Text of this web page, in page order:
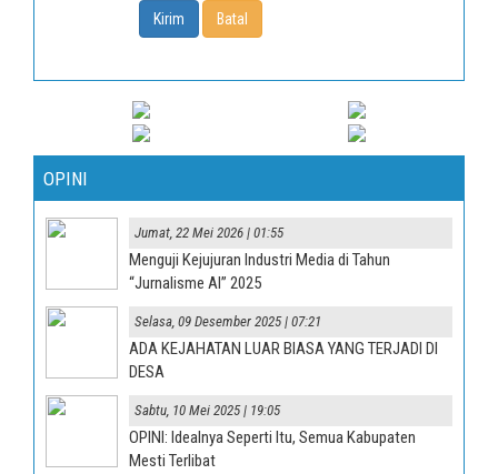
OPINI
Jumat, 22 Mei 2026 | 01:55
Menguji Kejujuran Industri Media di Tahun
“Jurnalisme AI” 2025
Selasa, 09 Desember 2025 | 07:21
ADA KEJAHATAN LUAR BIASA YANG TERJADI DI
DESA
Sabtu, 10 Mei 2025 | 19:05
OPINI: Idealnya Seperti Itu, Semua Kabupaten
Mesti Terlibat